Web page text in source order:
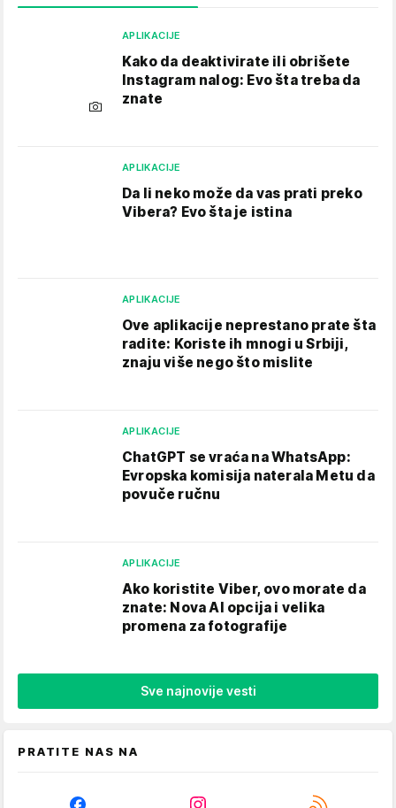
APLIKACIJE
Kako da deaktivirate ili obrišete
Instagram nalog: Evo šta treba da
znate
APLIKACIJE
Da li neko može da vas prati preko
Vibera? Evo šta je istina
APLIKACIJE
Ove aplikacije neprestano prate šta
radite: Koriste ih mnogi u Srbiji,
znaju više nego što mislite
APLIKACIJE
ChatGPT se vraća na WhatsApp:
Evropska komisija naterala Metu da
povuče ručnu
APLIKACIJE
Ako koristite Viber, ovo morate da
znate: Nova AI opcija i velika
promena za fotografije
Sve najnovije vesti
PRATITE NAS NA